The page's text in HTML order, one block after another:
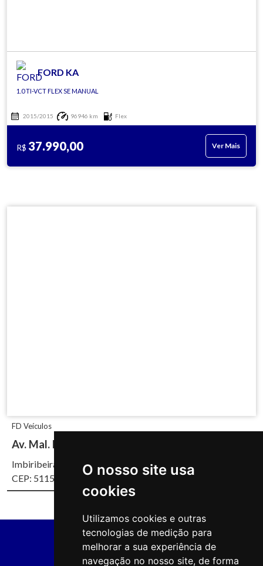
O nosso site usa
cookies
Utilizamos cookies e outras
tecnologias de medição para
melhorar a sua experiência de
navegação no nosso site, de forma
FORD KA
1.0 TI-VCT FLEX SE MANUAL
2015/2015 96946 km Flex
R$ 37.990,00 Ver Mais
FD Veículos
Av. Mal. Mascarenhas de Morais, 4930
Imbiribeira, Recife/PE
CEP: 51150-000